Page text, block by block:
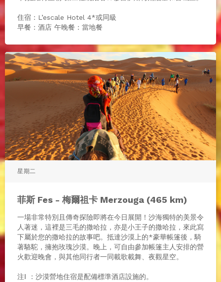
住宿：L’escale Hotel 4*或同級
早餐：酒店 午晚餐：當地餐
星期二
菲斯 Fes - 梅爾祖卡 Merzouga (465 km)
一場非常特別且傳奇探險即將在今日展開！沙海獨特的美景令
⼈著迷，這裡是三毛的撒哈拉，亦是小王子的撒哈拉，來此寫
下屬於您的撒哈拉的故事吧。抵達沙漠上的*豪華帳篷後，騎
著駱駝，擁抱玫瑰沙漠。晚上，可自由參加帳篷主人安排的營
火歡迎晚會，與其他同行者一同載歌載舞、夜觀星空。
注Ⅰ ：沙漠營地住宿是配備標準酒店設施的。